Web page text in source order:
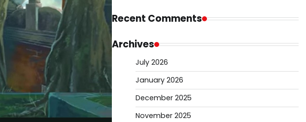
Recent Comments
Archives
July 2026
January 2026
December 2025
November 2025